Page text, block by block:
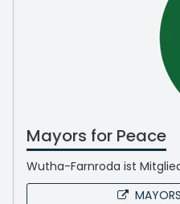
Mayors for Peace
Wutha-Farnroda ist